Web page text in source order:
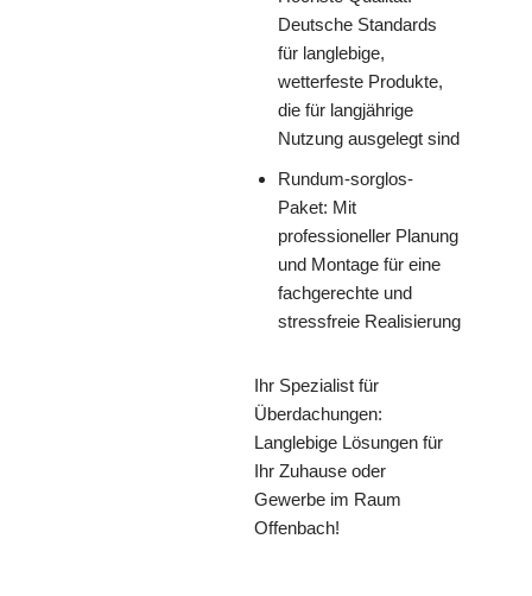
Deutsche Standards
für langlebige,
wetterfeste Produkte,
die für langjährige
Nutzung ausgelegt sind
Rundum-sorglos-
Paket: Mit
professioneller Planung
und Montage für eine
fachgerechte und
stressfreie Realisierung
Ihr Spezialist für
Überdachungen:
Langlebige Lösungen für
Ihr Zuhause oder
Gewerbe im Raum
Offenbach!